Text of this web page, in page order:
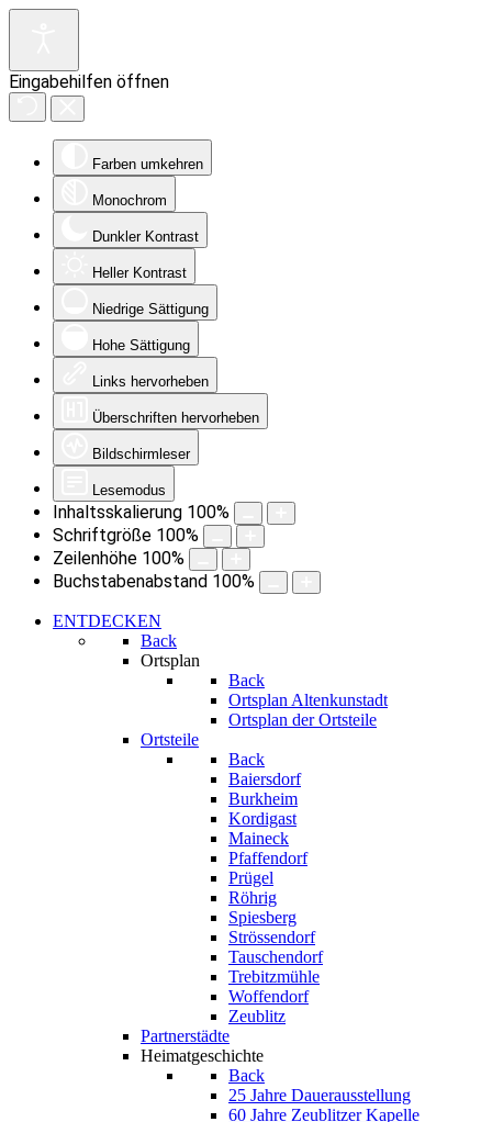
Eingabehilfen öffnen
Farben umkehren
Monochrom
Dunkler Kontrast
Heller Kontrast
Niedrige Sättigung
Hohe Sättigung
Links hervorheben
Überschriften hervorheben
Bildschirmleser
Lesemodus
Inhaltsskalierung 100%
Schriftgröße 100%
Zeilenhöhe 100%
Buchstabenabstand 100%
ENTDECKEN
Back
Ortsplan
Back
Ortsplan Altenkunstadt
Ortsplan der Ortsteile
Ortsteile
Back
Baiersdorf
Burkheim
Kordigast
Maineck
Pfaffendorf
Prügel
Röhrig
Spiesberg
Strössendorf
Tauschendorf
Trebitzmühle
Woffendorf
Zeublitz
Partnerstädte
Heimatgeschichte
Back
25 Jahre Dauerausstellung
60 Jahre Zeublitzer Kapelle